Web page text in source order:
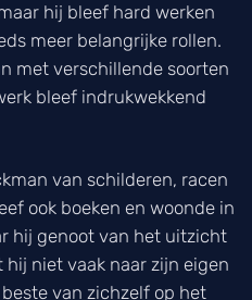
hij bleef hard werken
meer belangrijke rollen.
met verschillende soorten
bleef indrukwekkend
van schilderen, racen
ook boeken en woonde in
hij genoot van het uitzicht
hij niet vaak naar zijn eigen
van zichzelf op het